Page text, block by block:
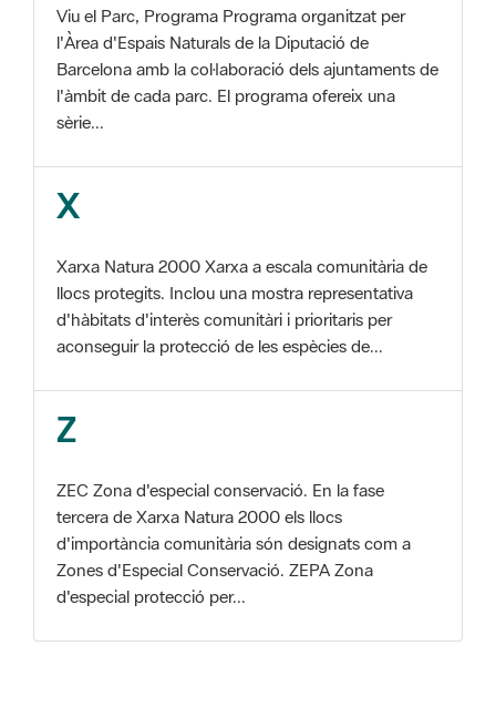
l'àmbit de cada parc. El programa ofereix una
sèrie...
X
llocs protegits. Inclou una mostra representativa
aconseguir la protecció de les espècies de...
Z
tercera de Xarxa Natura 2000 els llocs
Zones d'Especial Conservació. ZEPA Zona
d'especial protecció per...